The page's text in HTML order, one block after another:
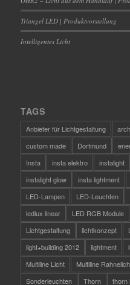
Triangel LED | Produktvorstellung
Intelligentes Licht
TAGS
Anbieter für Lichtgestaltung
custom made
Dortmund
Insta
insta elektro instalight
instalight glow
insta lightment
LED-Lampen
LED-Leuchten
ledlux linear
LED RGB Module
Lichtgestaltung
lichtkonzept
light+building 2012
lightment
Multiline Licht
Multiline
Sonderleuchten
Thorn thorn